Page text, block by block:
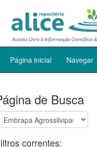
Página inicial Navegar
de Busca
correntes: